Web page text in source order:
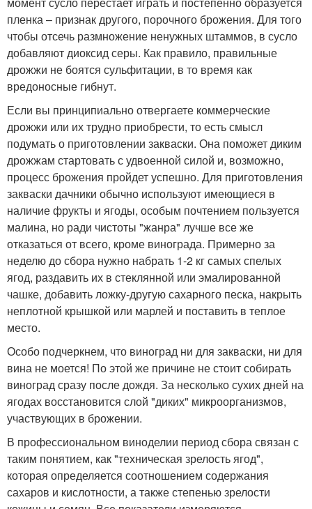
пленка – признак другого, порочного брожения. Для того
чтобы отсечь размножение ненужных штаммов, в сусло
добавляют диоксид серы. Как правило, правильные
дрожжи не боятся сульфитации, в то время как
вредоносные гибнут.
Если вы принципиально отвергаете коммерческие
дрожжи или их трудно приобрести, то есть смысл
подумать о приготовлении закваски. Она поможет диким
дрожжам стартовать с удвоенной силой и, возможно,
процесс брожения пройдет успешно. Для приготовления
закваски дачники обычно используют имеющиеся в
наличие фрукты и ягоды, особым почтением пользуется
малина, но ради чистоты "жанра" лучше все же
отказаться от всего, кроме винограда. Примерно за
неделю до сбора нужно набрать 1-2 кг самых спелых
ягод, раздавить их в стеклянной или эмалированной
чашке, добавить ложку-другую сахарного песка, накрыть
неплотной крышкой или марлей и поставить в теплое
место.
Особо подчеркнем, что виноград ни для закваски, ни для
вина не моется! По этой же причине не стоит собирать
виноград сразу после дождя. За несколько сухих дней на
ягодах восстановится слой "диких" микроорганизмов,
участвующих в брожении.
В профессиональном виноделии период сбора связан с
таким понятием, как "техническая зрелость ягод",
которая определяется соотношением содержания
сахаров и кислотности, а также степенью зрелости